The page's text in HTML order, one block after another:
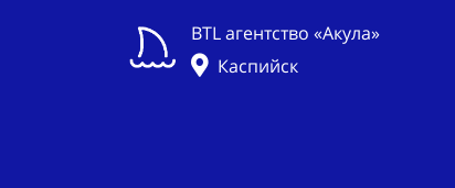
BTL агентство «Акула»
Каспийск